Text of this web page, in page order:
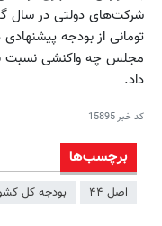
شرکت‌های دولتی در سال
تومانی از بودجه
مجلس چه واکنشی نسبت
داد.
کد خبر15895
برچسب‌ها
اصل ۴۴ بودجه کل